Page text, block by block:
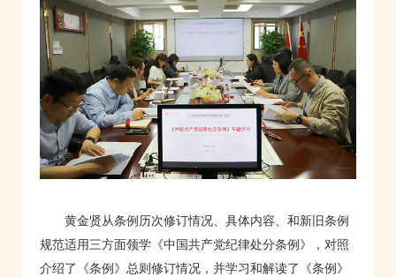
黄金贤从条例历次修订情况、具体内容、和新旧条例
规范适用三方面领学《中国共产党纪律处分条例》，对照
介绍了《条例》总则修订情况，并学习和解读了《条例》